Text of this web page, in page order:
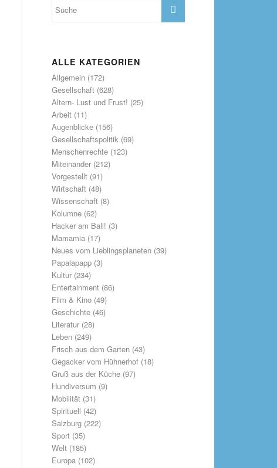
ALLE KATEGORIEN
Allgemein(172)
Gesellschaft(628)
Altern- Lust und Frust! (25)
Arbeit(11)
Augenblicke(156)
Gesellschaftspolitik(69)
Menschenrechte(123)
Miteinander(212)
Vorgestellt(91)
Wirtschaft(48)
Wissenschaft(8)
Kolumne(62)
Hacker am Ball! (3)
Mamamia(17)
Neues vom Lieblingsplaneten(39)
Papalapapp(3)
Kultur(234)
Entertainment(86)
Film & Kino(49)
Geschichte(46)
Literatur(28)
Leben(249)
Frisch aus dem Garten(43)
Gegacker vom Hühnerhof(18)
Gruß aus der Küche(97)
Hundiversum (9)
Mobilität(31)
Spirituell (42)
Salzburg(222)
Sport(35)
Welt(185)
Europa(102)